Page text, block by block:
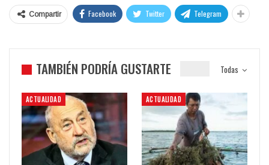
Compartir Facebook Twitter Telegram
Todas
TAMBIÉN PODRÍA GUSTARTE
ACTUALIDAD ACTUALIDAD